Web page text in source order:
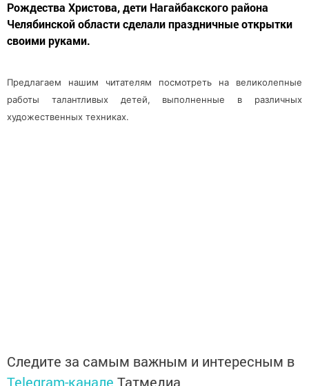
Рождества Христова, дети Нагайбакского района
Челябинской области сделали праздничные открытки
своими руками.
Предлагаем нашим читателям посмотреть на великолепные
работы талантливых детей, выполненные в различных
художественных техниках.
Следите за самым важным и интересным в
Telegram-канале Татмедиа